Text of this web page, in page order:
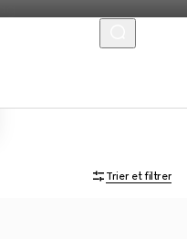
Trier et filtrer